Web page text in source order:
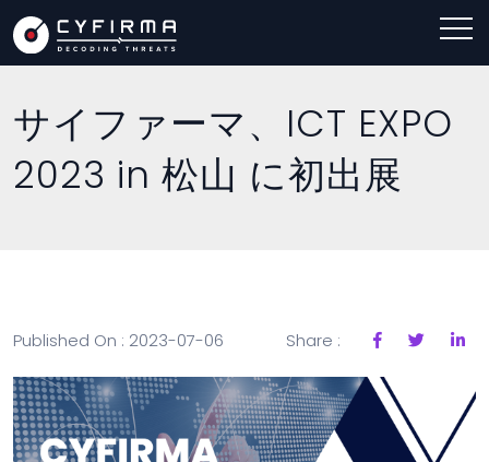
サイファーマ、ICT EXPO
2023 in 松山 に初出展
Published On : 2023-07-06 Share :